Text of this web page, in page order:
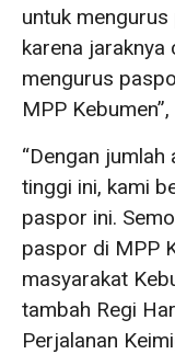
untuk
karena jaraknya
mengurus
MPP
“Dengan
tinggi ini, kami
paspor ini.
paspor di MPP
masyarakat
tambah Regi
Perjalanan